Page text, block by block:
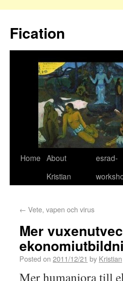
Fication
Home About
Kristian
esrad-
← Vete, vapen och virus
Mer
Posted on 2011/12/21 by Kristian
Mer humaniora till